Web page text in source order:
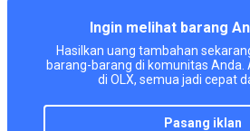
Ingin melihat barang
Hasilkan uang tambahan
barang-barang di komunitas Anda.
di OLX, semua jadi cepat
pasang iklan